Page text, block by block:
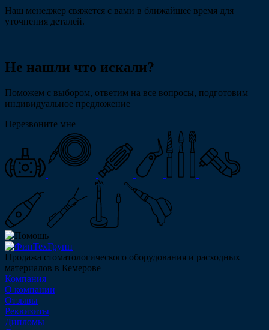
Наш менеджер свяжется с вами в ближайшее время для
уточнения деталей.
Не нашли что искали?
Поможем с выбором, ответим на все вопросы, подготовим
индивидуальное предложение
Перезвоните мне
Продажа стоматологического оборудования и расходных
материалов в Кемерове
Компания
О компании
Отзывы
Реквизиты
Дипломы